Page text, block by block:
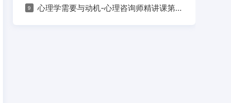
9 心理学需要与动机-心理咨询师精讲课第七节